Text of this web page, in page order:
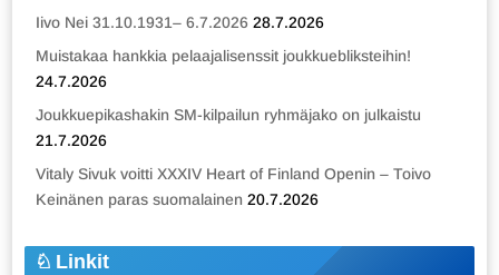
Iivo Nei 31.10.1931– 6.7.2026 28.7.2026
Muistakaa hankkia pelaajalisenssit joukkuebliksteihin!
24.7.2026
Joukkuepikashakin SM-kilpailun ryhmäjako on julkaistu
21.7.2026
Vitaly Sivuk voitti XXXIV Heart of Finland Openin – Toivo
Keinänen paras suomalainen 20.7.2026
Linkit